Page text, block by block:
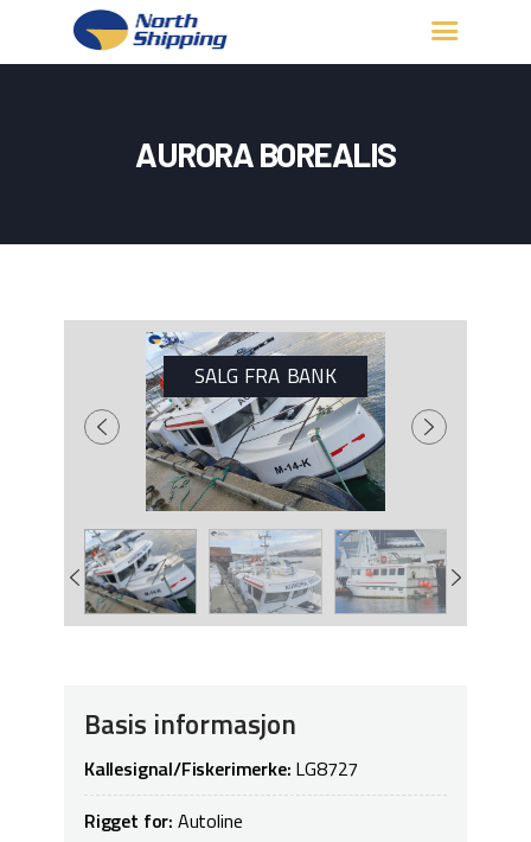
AURORA BOREALIS
OM OSS
KONTAKT OSS
SALG FRA BANK
Basis informasjon
Kallesignal/Fiskerimerke: LG8727
Rigget for: Autoline